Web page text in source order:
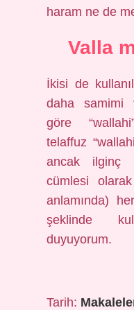
haram ne de
Valla
İkisi de
daha samimi
göre
telaffuz
ancak ilginç
cümlesi
anlamında)
şeklinde
duyuyorum.
Tarih: